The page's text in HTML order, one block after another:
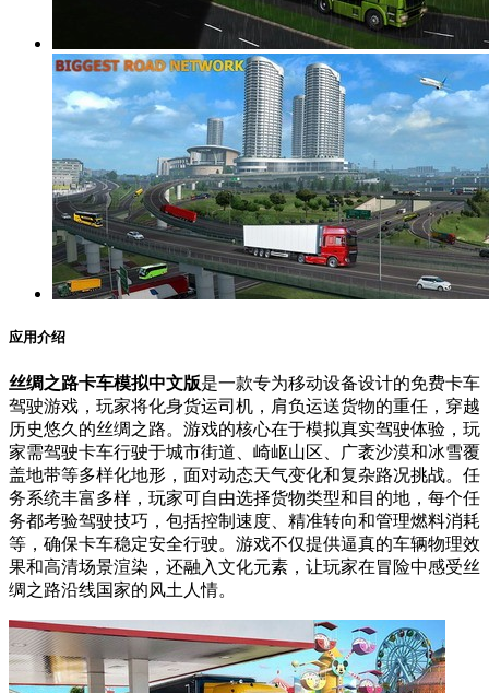
应用介绍
丝绸之路卡车模拟中文版是一款专为移动设备设计的免费卡车
驾驶游戏，玩家将化身货运司机，肩负运送货物的重任，穿越
历史悠久的丝绸之路。游戏的核心在于模拟真实驾驶体验，玩
家需驾驶卡车行驶于城市街道、崎岖山区、广袤沙漠和冰雪覆
盖地带等多样化地形，面对动态天气变化和复杂路况挑战。任
务系统丰富多样，玩家可自由选择货物类型和目的地，每个任
务都考验驾驶技巧，包括控制速度、精准转向和管理燃料消耗
等，确保卡车稳定安全行驶。游戏不仅提供逼真的车辆物理效
果和高清场景渲染，还融入文化元素，让玩家在冒险中感受丝
绸之路沿线国家的风土人情。